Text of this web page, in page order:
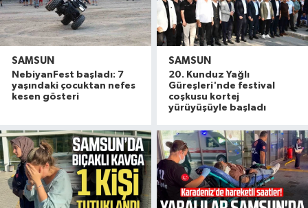
SAMSUN
NebiyanFest başladı: 7
yaşındaki çocuktan nefes
kesen gösteri
SAMSUN
20. Kunduz Yağlı
Güreşleri'nde festival
coşkusu kortej
yürüyüşüyle başladı